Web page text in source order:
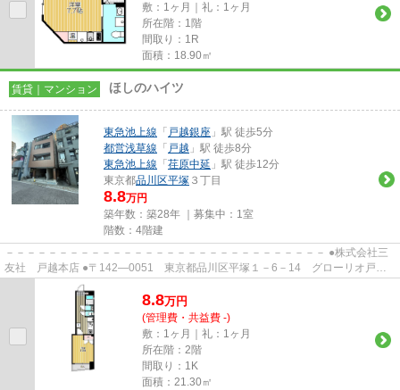
敷：1ヶ月｜礼：1ヶ月
所在階：1階
間取り：1R
面積：18.90㎡
賃貸｜マンション ほしのハイツ
東急池上線 「 戸越銀座 」駅 徒歩5分
都営浅草線 「 戸越 」駅 徒歩8分
東急池上線 「 荏原中延 」駅 徒歩12分
東京都品川区平塚 ３丁目
8.8万円
築年数：築28年 ｜募集中： 1室
階数：4階建
－－－－－－－－－－－－－－－－－－－－－－－－－－－－－－ ●株式会社三
友社 戸越本店 ●〒142―0051 東京都品川区平塚１－6－14 グローリオ戸越
銀座1階 ●TEL：03-3783-1218...
8.8万円
(管理費・共益費 -)
敷：1ヶ月｜礼：1ヶ月
所在階：2階
間取り：1K
面積：21.30㎡